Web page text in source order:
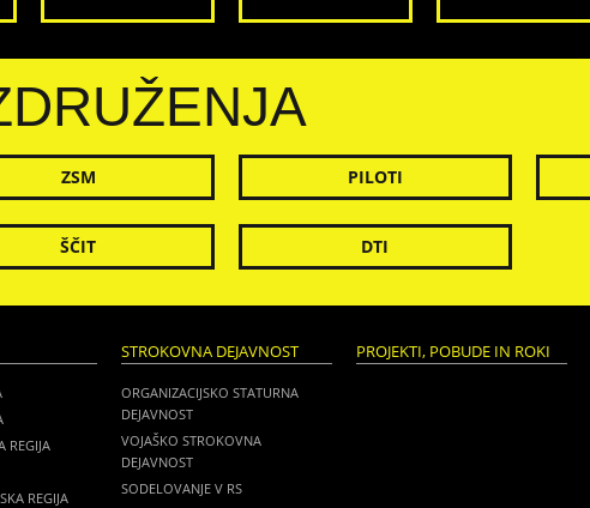
ZSM PILOTI
ŠČIT DTI
REGIJA
REGIJA
STROKOVNA DEJAVNOST
ORGANIZACIJSKO STATURNA
DEJAVNOST
VOJAŠKO STROKOVNA
DEJAVNOST
SODELOVANJE V RS
PROJEKTI, POBUDE IN ROKI